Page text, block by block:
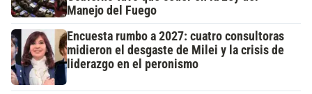
Manejo del Fuego
Encuesta rumbo a 2027: cuatro consultoras
midieron el desgaste de Milei y la crisis de
liderazgo en el peronismo